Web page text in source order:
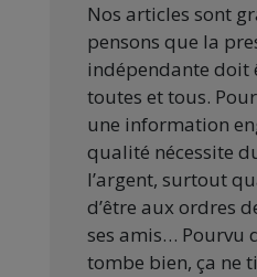
Nos articles sont
pensons que la
indépendante doit
toutes et tous.
une information
qualité nécessite
l’argent, surtout
d’être aux ordres
ses amis… Pourvu
tombe bien, ça ne